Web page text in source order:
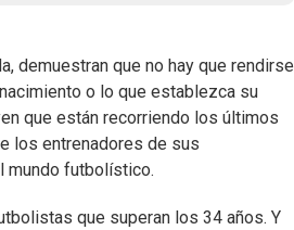
demuestran que no hay que rendirse
o lo que establezca su
que están recorriendo los últimos
los entrenadores de sus
mundo futbolístico.
que superan los 34 años. Y